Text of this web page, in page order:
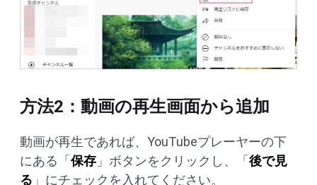
方法2：動画の再生画面から追加
動画が再生であれば、YouTubeプレーヤーの下
にある「保存 」ボタンをクリックし、「後で見
る 」にチェックを入れてください。